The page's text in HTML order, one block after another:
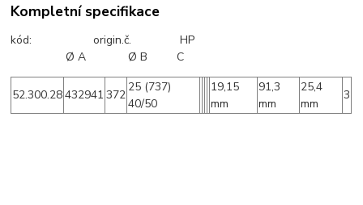
Kompletní specifikace
kód: origin.č. HP
Ø A Ø B C
52.300.28432941 372
25 (737)
40/50
19,15
mm
91,3
mm
25,4
mm
3